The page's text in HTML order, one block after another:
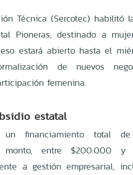
Técnica (Sercotec) habilitó
Pioneras, destinado a
estará abierto hasta el
de nuevos
femenina.
estatal
un financiamiento total
monto, entre $200.000 y
a gestión empresarial,